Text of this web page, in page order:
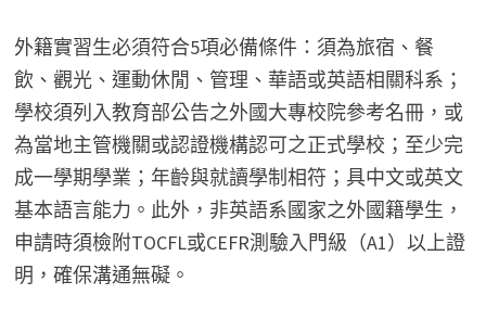
外籍實習生必須符合5項必備條件：須為旅宿、餐
飲、觀光、運動休閒、管理、華語或英語相關科系；
學校須列入教育部公告之外國大專校院參考名冊，或
為當地主管機關或認證機構認可之正式學校；至少完
成一學期學業；年齡與就讀學制相符；具中文或英文
基本語言能力。此外，非英語系國家之外國籍學生，
申請時須檢附TOCFL或CEFR測驗入門級（A1）以上證
明，確保溝通無礙。